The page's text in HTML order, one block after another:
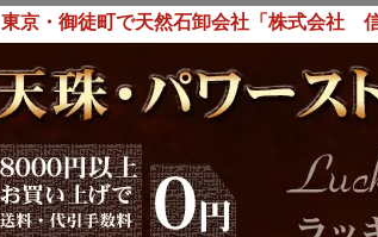
東京・御徒町で天然石卸会社「株式会社